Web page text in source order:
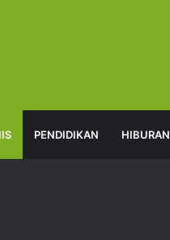
PENDIDIKAN HIBURAN